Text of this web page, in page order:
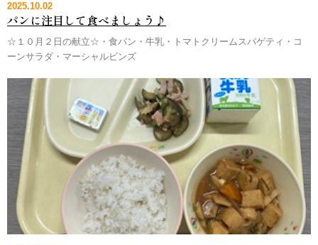
2025.10.02
パンに注目して食べましょう♪
☆１０月２日の献立☆・食パン・牛乳・トマトクリームスパゲティ・コ
ーンサラダ・マーシャルビンズ